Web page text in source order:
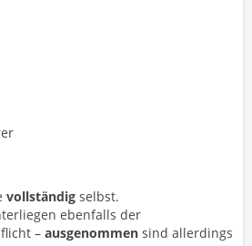
vollständig selbst.
ebenfalls der
– ausgenommen sind allerdings